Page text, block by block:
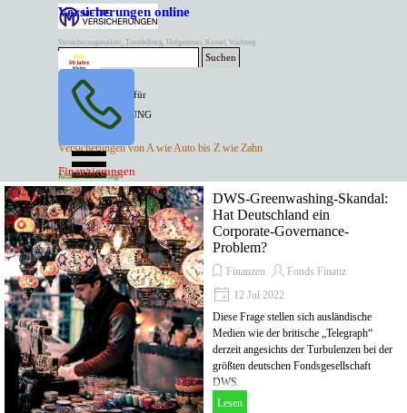
Direkt zum Seiteninhalt
Versicherungen online
Versicherungsmakler, Trendelburg, Hofgeismar, Kassel, Warburg
BESTER PREIS für
SPITZEN LEISTUNG
ANGEBOTE
Versicherungen von A wie Auto bis Z wie Zahn
Kontakt Tel. 05671/7799991
Mette Versicherungen
Suchen
Versicherungen
Finanzierungen
Rentenversicherung
Menü überspringen
DWS-Greenwashing-Skandal:
Hat Deutschland ein
Corporate-Governance-
Problem?
Finanzen
Fonds Finanz
12 Jul 2022
Diese Frage stellen sich ausländische
Medien wie der britische „Telegraph“
derzeit angesichts der Turbulenzen bei der
größten deutschen Fondsgesellschaft
DWS.
Lesen